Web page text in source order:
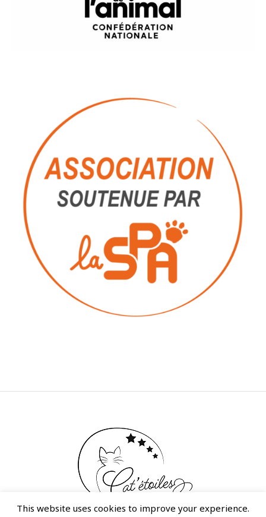
This website uses cookies to improve your experience.